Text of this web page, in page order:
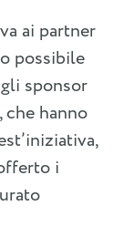
ai partner
possibile
sponsor
che hanno
i